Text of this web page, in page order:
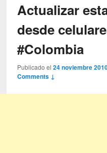
Actualizar
desde
#Colombia
Publicado el24 noviembre
Comments ↓